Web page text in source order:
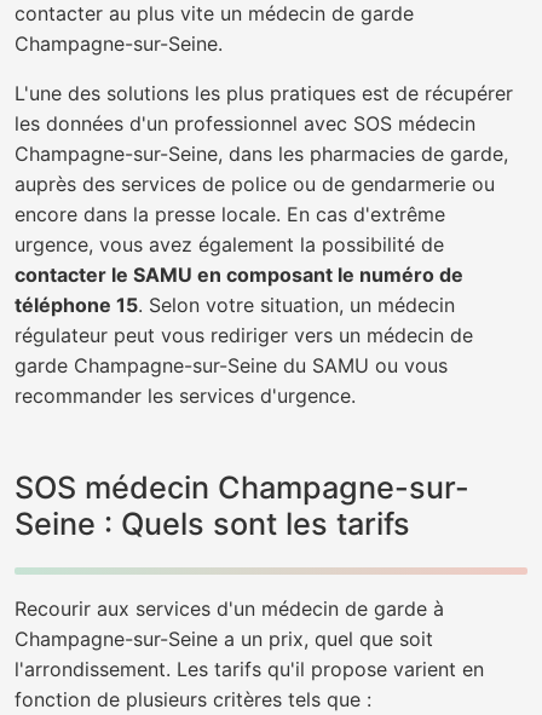
contacter au plus vite un médecin de garde
Champagne-sur-Seine.
L'une des solutions les plus pratiques est de récupérer
les données d'un professionnel avec SOS médecin
Champagne-sur-Seine, dans les pharmacies de garde,
auprès des services de police ou de gendarmerie ou
encore dans la presse locale. En cas d'extrême
urgence, vous avez également la possibilité de
contacter le SAMU en composant le numéro de
téléphone 15. Selon votre situation, un médecin
régulateur peut vous rediriger vers un médecin de
garde Champagne-sur-Seine du SAMU ou vous
recommander les services d'urgence.
SOS médecin Champagne-sur-
Seine : Quels sont les tarifs
Recourir aux services d'un médecin de garde à
Champagne-sur-Seine a un prix, quel que soit
l'arrondissement. Les tarifs qu'il propose varient en
fonction de plusieurs critères tels que :